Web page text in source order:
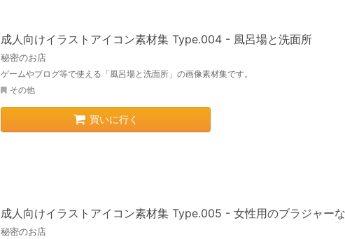
成人向けイラストアイコン素材集 Type.004 - 風呂場と洗面所
秘密のお店
ゲームやブログ等で使える「風呂場と洗面所」の画像素材集です。
その他
買いに行く
成人向けイラストアイコン素材集 Type.005 - 女性用のブラジャー
秘密のお店